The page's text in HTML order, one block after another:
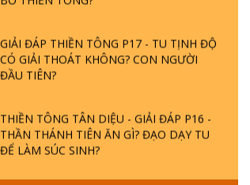
GIẢI ĐÁP THIỀN TÔNG P17 - TU TỊNH ĐỘ
CÓ GIẢI THOÁT KHÔNG? CON NGƯỜI
ĐẦU TIÊN?
THIỀN TÔNG TÂN DIỆU - GIẢI ĐÁP P16 -
THẦN THÁNH TIÊN ĂN GÌ? ĐẠO DẠY TU
ĐỂ LÀM SÚC SINH?